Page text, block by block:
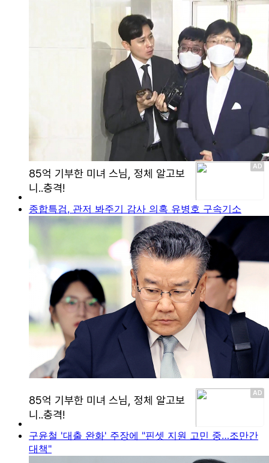
종합특검, 관저 봐주기 감사 의혹 유병호 구속기소
구윤철 '대출 완화' 주장에 "핀셋 지원 고민 중…조만간
대책"